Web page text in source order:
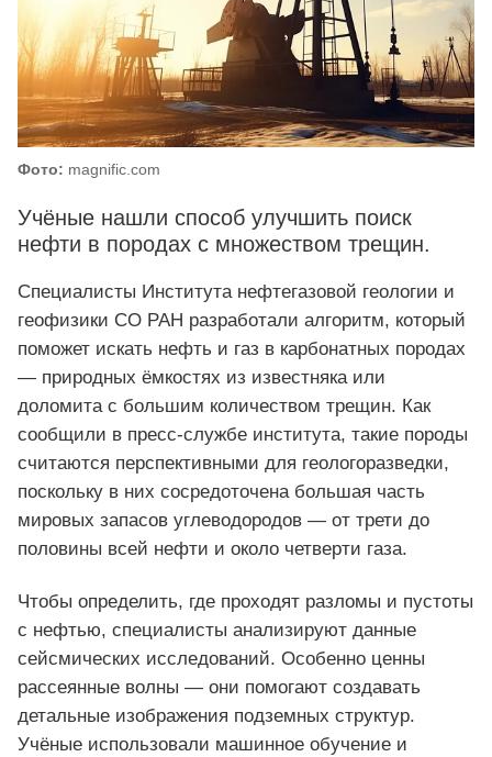
Фото: magnific.com
Учёные нашли способ улучшить поиск
нефти в породах с множеством трещин.
Специалисты Института нефтегазовой геологии и
геофизики СО РАН разработали алгоритм, который
поможет искать нефть и газ в карбонатных породах
— природных ёмкостях из известняка или
доломита с большим количеством трещин. Как
сообщили в пресс-службе института, такие породы
считаются перспективными для геологоразведки,
поскольку в них сосредоточена большая часть
мировых запасов углеводородов — от трети до
половины всей нефти и около четверти газа.
Чтобы определить, где проходят разломы и пустоты
с нефтью, специалисты анализируют данные
сейсмических исследований. Особенно ценны
рассеянные волны — они помогают создавать
детальные изображения подземных структур.
Учёные использовали машинное обучение и